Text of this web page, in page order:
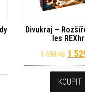
byla: 449 Kč.
cena je: 299 Kč.
Divukraj –
les
1 699Kč 1
KOUPIT